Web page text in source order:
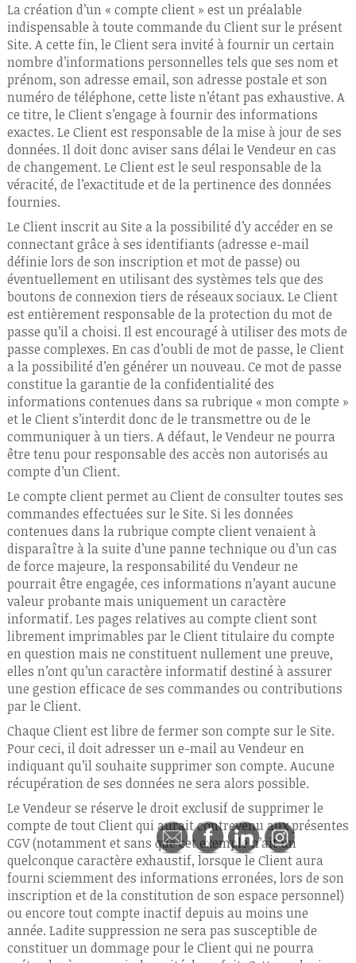
La création d’un « compte client » est un préalable
indispensable à toute commande du Client sur le présent
Site. A cette fin, le Client sera invité à fournir un certain
nombre d’informations personnelles tels que ses nom et
prénom, son adresse email, son adresse postale et son
numéro de téléphone, cette liste n’étant pas exhaustive. A
ce titre, le Client s’engage à fournir des informations
exactes. Le Client est responsable de la mise à jour de ses
données. Il doit donc aviser sans délai le Vendeur en cas
de changement. Le Client est le seul responsable de la
véracité, de l’exactitude et de la pertinence des données
fournies.
Le Client inscrit au Site a la possibilité d’y accéder en se
connectant grâce à ses identifiants (adresse e-mail
définie lors de son inscription et mot de passe) ou
éventuellement en utilisant des systèmes tels que des
boutons de connexion tiers de réseaux sociaux. Le Client
est entièrement responsable de la protection du mot de
passe qu’il a choisi. Il est encouragé à utiliser des mots de
passe complexes. En cas d’oubli de mot de passe, le Client
a la possibilité d’en générer un nouveau. Ce mot de passe
constitue la garantie de la confidentialité des
informations contenues dans sa rubrique « mon compte »
et le Client s’interdit donc de le transmettre ou de le
communiquer à un tiers. A défaut, le Vendeur ne pourra
être tenu pour responsable des accès non autorisés au
compte d’un Client.
Le compte client permet au Client de consulter toutes ses
commandes effectuées sur le Site. Si les données
contenues dans la rubrique compte client venaient à
disparaître à la suite d’une panne technique ou d’un cas
de force majeure, la responsabilité du Vendeur ne
pourrait être engagée, ces informations n’ayant aucune
valeur probante mais uniquement un caractère
informatif. Les pages relatives au compte client sont
librement imprimables par le Client titulaire du compte
en question mais ne constituent nullement une preuve,
elles n’ont qu’un caractère informatif destiné à assurer
une gestion efficace de ses commandes ou contributions
par le Client.
Chaque Client est libre de fermer son compte sur le Site.
Pour ceci, il doit adresser un e-mail au Vendeur en
indiquant qu’il souhaite supprimer son compte. Aucune
récupération de ses données ne sera alors possible.
Le Vendeur se réserve le droit exclusif de supprimer le
compte de tout Client qui aurait contrevenu aux présentes
CGV (notamment et sans que cet exemple n’ait un
quelconque caractère exhaustif, lorsque le Client aura
fourni sciemment des informations erronées, lors de son
inscription et de la constitution de son espace personnel)
ou encore tout compte inactif depuis au moins une
année. Ladite suppression ne sera pas susceptible de
constituer un dommage pour le Client qui ne pourra